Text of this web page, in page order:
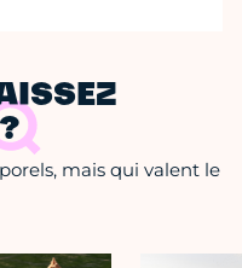
mais qui valent le